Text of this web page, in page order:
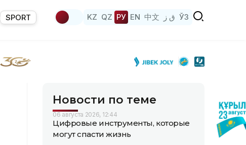
SPORT KZ QZ РУ EN 中文 ق ز ЎЗ
Новости по теме
06 августа 2026, 12:44
Цифровые инструменты, которые
могут спасти жизнь